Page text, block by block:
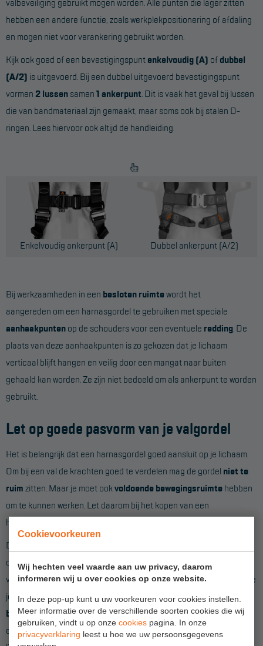
Cookievoorkeuren
Wij hechten veel waarde aan uw privacy, daarom
informeren wij u over cookies op onze website.
In deze pop-up kunt u uw voorkeuren voor cookies instellen.
Meer informatie over de verschillende soorten cookies die wij
gebruiken, vindt u op onze cookies pagina. In onze
privacyverklaring leest u hoe we uw persoonsgegevens
valbeveiliging gebruikt mogen worden. Alle punten die lager zitten
hebben een andere functie, zoals werkplekpositionering of afdaling
en mogen niet voor verankering gebruikt worden.
Kijk ook goed of een bevestigingspunt enkelvoudig (A) of dubbel
(A/2) is uitgevoerd. Bij een dubbel uitgevoerd bevestigingspunt
vormen 2 lussen samen 1 ankerpunt. Dit is vaak het geval bij lussen
die van bandmateriaal zijn gemaakt, maar soms ook bij stalen D-
ringen. Lees hiervoor ook altijd de handleiding.
Enkelvoudig ankerpunt (A) Dubbel ankerpunt (A/2)
Bij werkzaamheden in een besloten ruimtewordt het
aangereden om een harnasgordel te gebruiken met speciale
aanhaakpunten op de schouders voor een eventuele redding. De
plaats van deze aanhaakpunten is zo gekozen dat je lichaam
verticaal blijft hangen en veilig door een mangat naar buiten
gehaald kan worden. Ze zijn niet bedoeld om als ankerpunt te worden
gebruikt.
Let op goede pasvorm van je valgordel
Het is belangrijk dat een harnasgordel goed aansluit op je lichaam.
Om bij een val de krachten goed te verdelen mag de gordel niet te
ruim zitten. Maar je moet ookvoldoende bewegingsruimte hebben
om te kunnen werken. Let daarom bij het kopen van een
harnasgordel goed op de
De meeste veiligheidsgordels hebben een vorm waarbij er een band
over de schouders loopt en de
beenbanden schuin omhoog
vanuit de liesstreek. Deze vorm past goed bijstaand werk
, maar doe
je veelgehurkt werkdan is een harnasgordel methorizontale
beenbandenmeer geschikt. Door de aangepaste loop van de rug-
en schouderbanden blijven de banden beter aansluiten op het